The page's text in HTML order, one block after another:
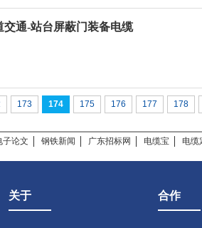
通-站台屏蔽门装备电缆
173 174 175 176 177 178
子论文 钢铁新闻 广东招标网 电缆宝 电缆
关于 合作